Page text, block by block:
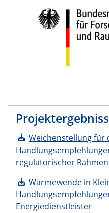
Weichenstellung für
regulatorischer
Wärmewende in
Energiedienstleister